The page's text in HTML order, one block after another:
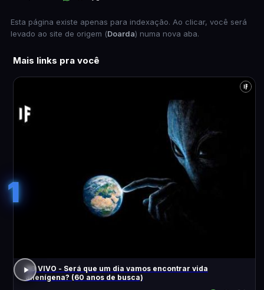
Esta página existe apenas para indexação. Ao clicar, você será
levado ao site de origem (Doarda) numa nova aba.
Mais links pra você
1
AO VIVO - Será que um dia vamos encontrar vida
alienígena? (60 anos de busca)